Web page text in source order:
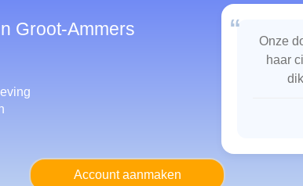
Groot-Ammers
“
Onze
haar
Account aanmaken